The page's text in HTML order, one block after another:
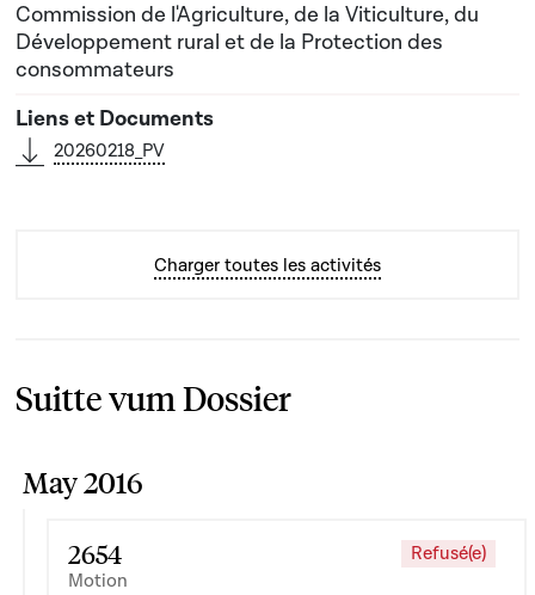
Commission de l'Agriculture, de la Viticulture, du
Développement rural et de la Protection des
consommateurs
20260218_PV
Charger toutes les activités
Suitte vum Dossier
May 2016
2654
Motion
Refusé(e)